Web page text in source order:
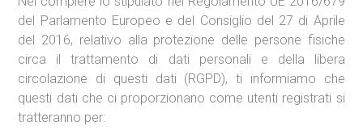
del Parlamento Europeo e del Consiglio del 27 di Aprile
del 2016, relativo alla protezione delle persone fisiche
circa il trattamento di dati personali e della libera
circolazione di questi dati (RGPD), ti informiamo che
questi dati che ci proporzionano come utenti registrati si
tratteranno per: